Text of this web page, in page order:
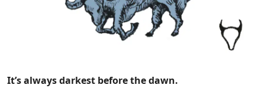
It’s always darkest before the dawn.